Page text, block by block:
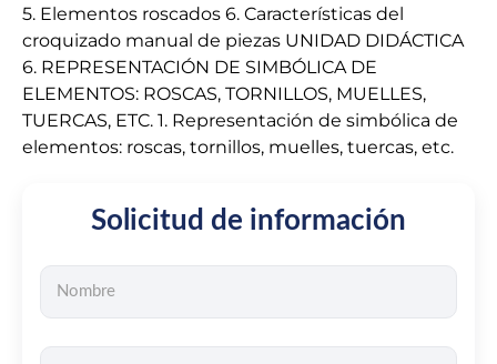
5. Elementos roscados 6. Características del
croquizado manual de piezas UNIDAD DIDÁCTICA
6. REPRESENTACIÓN DE SIMBÓLICA DE
ELEMENTOS: ROSCAS, TORNILLOS, MUELLES,
TUERCAS, ETC. 1. Representación de simbólica de
elementos: roscas, tornillos, muelles, tuercas, etc.
Solicitud de información